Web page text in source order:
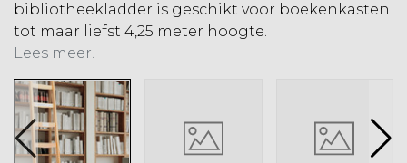
bibliotheekladder is geschikt voor boekenkasten
tot maar liefst 4,25 meter hoogte.
Lees meer.